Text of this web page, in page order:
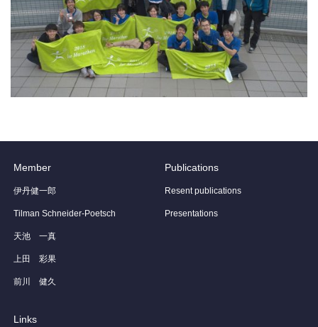
Member
伊丹健一郎
Tilman Schneider-Poetsch
天池 一真
上田 彩果
前川 健久
Publications
Resent publications
Presentations
Links